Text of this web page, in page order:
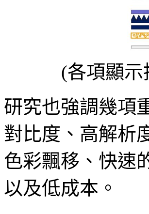
(各項顯
研究也強調幾項
對比度、高解析
色彩飄移、快速
以及低成本。